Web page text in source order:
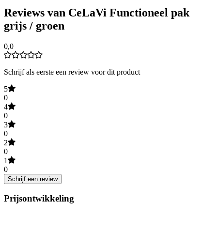
Reviews van CeLaVi Functioneel pak
grijs / groen
0,0
Schrijf als eerste een review voor dit product
5
0
4
0
3
0
2
0
1
0
Schrijf een review
Prijsontwikkeling